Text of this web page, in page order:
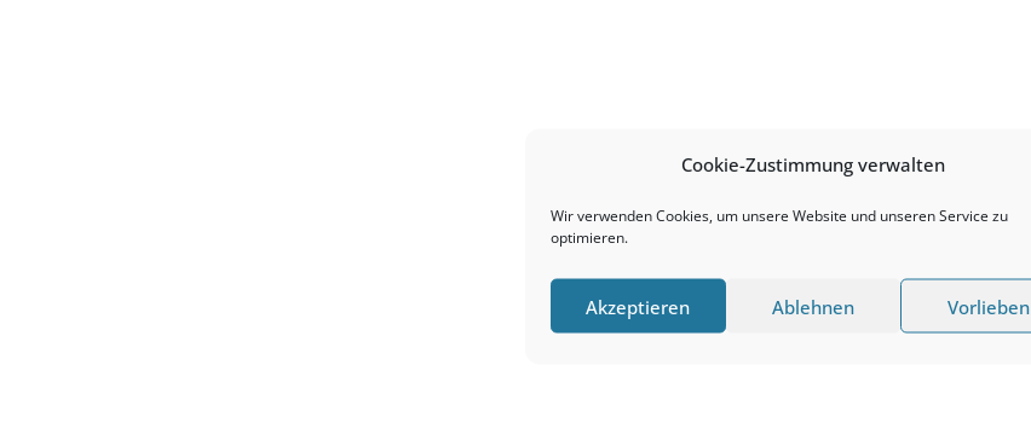
Cookie-Zustimmung verwalten
Wir verwenden Cookies, um unsere Website und unseren Service zu
optimieren.
Akzeptieren Ablehnen Vorlieben